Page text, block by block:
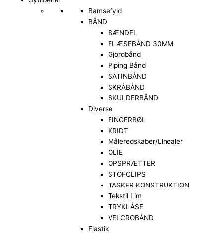
Bamsefyld
BÅND
BÆNDEL
FLÆSEBÅND 30MM
Gjordbånd
Piping Bånd
SATINBÅND
SKRÅBÅND
SKULDERBÅND
Diverse
FINGERBØL
KRIDT
Måleredskaber/Linealer
OLIE
OPSPRÆTTER
STOFCLIPS
TASKER KONSTRUKTION
Tekstil Lim
TRYKLÅSE
VELCROBÅND
Elastik